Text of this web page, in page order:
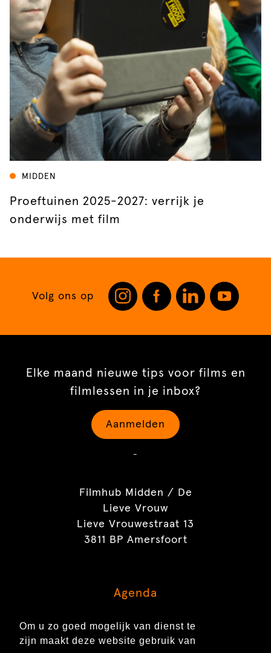
Om u zo goed mogelijk van dienst te
zijn maakt deze website gebruik van
MIDDEN
Proeftuinen 2025-2027: verrijk je
onderwijs met film
Volg ons op
Elke maand nieuwe tips voor films en
filmlessen in je inbox?
Aanmelden
-
Filmhub Midden / De
Lieve Vrouw
Lieve Vrouwestraat 13
3811 BP Amersfoort
Agenda
Contact